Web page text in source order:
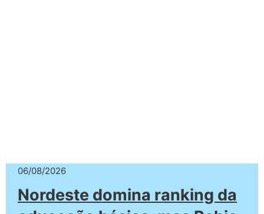
06/08/2026
Nordeste domina ranking da